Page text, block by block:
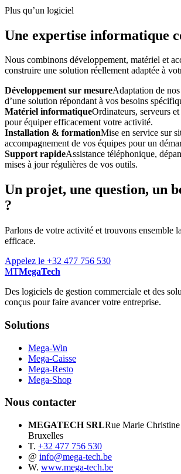
Plus qu’un logiciel
Une expertise informatique
Nous combinons développement, matériel et
construire une solution réellement adaptée à
Développement sur mesureAdaptation de
d’une solution répondant à vos besoins
Matériel informatiqueOrdinateurs, serveurs et
pour équiper efficacement votre activité.
Installation & formationMise en service sur
accompagnement de vos équipes pour un
Support rapideAssistance téléphonique,
mises à jour régulières de vos outils.
Un projet, une question, un
?
Parlons de votre activité et trouvons ensemble
efficace.
Appelez le +32 477 756 530
MTMegaTech
Des logiciels de gestion commerciale et des
conçus pour faire avancer votre entreprise.
Solutions
Mega-Win
Mega-Caisse
Mega-Resto
Mega-Shop
Nous contacter
MEGATECH SRLRue Marie
Bruxelles
T. +32 477 756 530
@ info@mega-tech.be
W. www.mega-tech.be